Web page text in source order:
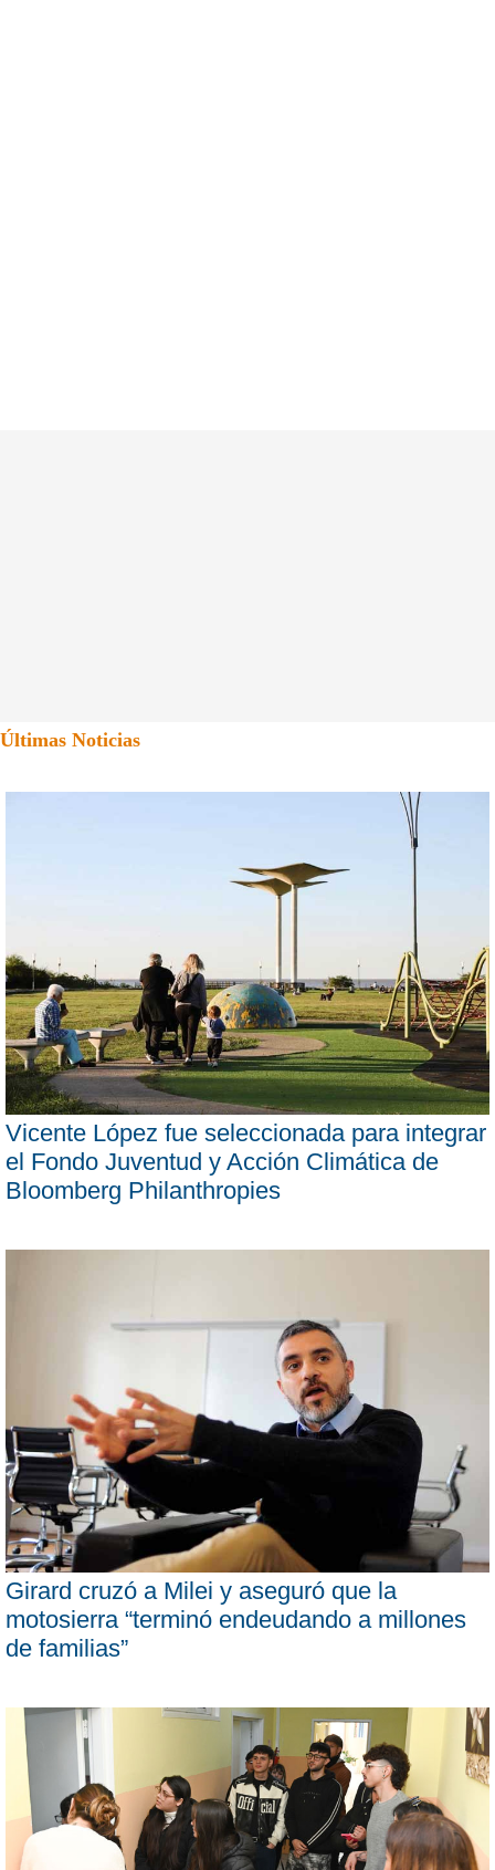
Últimas Noticias
Vicente López fue seleccionada para integrar
el Fondo Juventud y Acción Climática de
Bloomberg Philanthropies
Girard cruzó a Milei y aseguró que la
motosierra “terminó endeudando a millones
de familias”